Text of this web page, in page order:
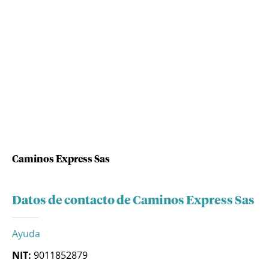
Caminos Express Sas
Datos de contacto de Caminos Express Sas
Ayuda
NIT: 9011852879